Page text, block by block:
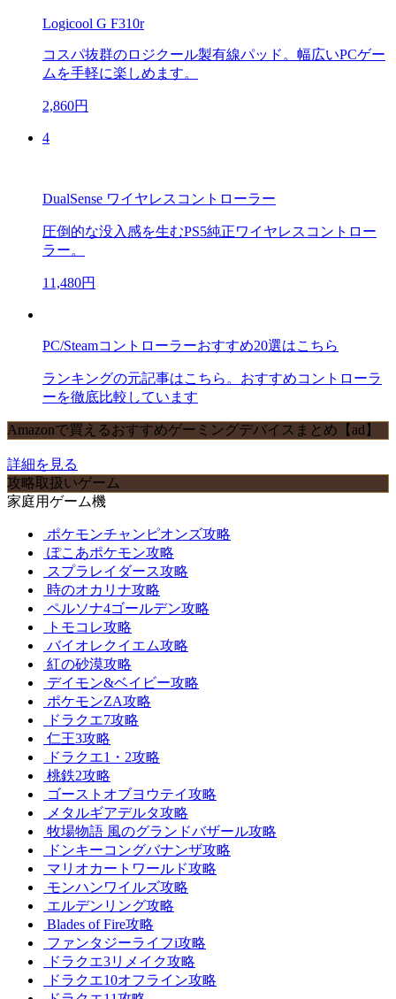
Logicool G F310r
コスパ抜群のロジクール製有線パッド。幅広いPCゲー
ムを手軽に楽しめます。
2,860円
4
DualSense ワイヤレスコントローラー
圧倒的な没入感を生むPS5純正ワイヤレスコントロー
ラー。
11,480円
PC/Steamコントローラーおすすめ20選はこちら
ランキングの元記事はこちら。おすすめコントローラ
ーを徹底比較しています
Amazonで買えるおすすめゲーミングデバイスまとめ【ad】
詳細を見る
攻略取扱いゲーム
家庭用ゲーム機
ポケモンチャンピオンズ攻略
ぽこあポケモン攻略
スプラレイダース攻略
時のオカリナ攻略
ペルソナ4ゴールデン攻略
トモコレ攻略
バイオレクイエム攻略
紅の砂漠攻略
デイモン&ベイビー攻略
ポケモンZA攻略
ドラクエ7攻略
仁王3攻略
ドラクエ1・2攻略
桃鉄2攻略
ゴーストオブヨウテイ攻略
メタルギアデルタ攻略
牧場物語 風のグランドバザール攻略
ドンキーコングバナンザ攻略
マリオカートワールド攻略
モンハンワイルズ攻略
エルデンリング攻略
Blades of Fire攻略
ファンタジーライフi攻略
ドラクエ3リメイク攻略
ドラクエ10オフライン攻略